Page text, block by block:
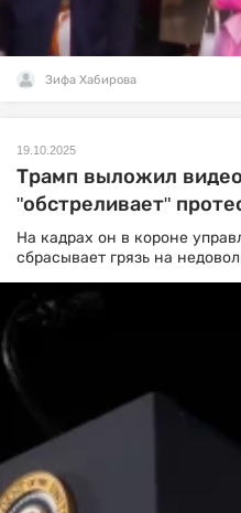
Зифа Хабирова
19.10.2025
Трамп выложил
"обстреливает"
На кадрах он в короне
сбрасывает грязь на